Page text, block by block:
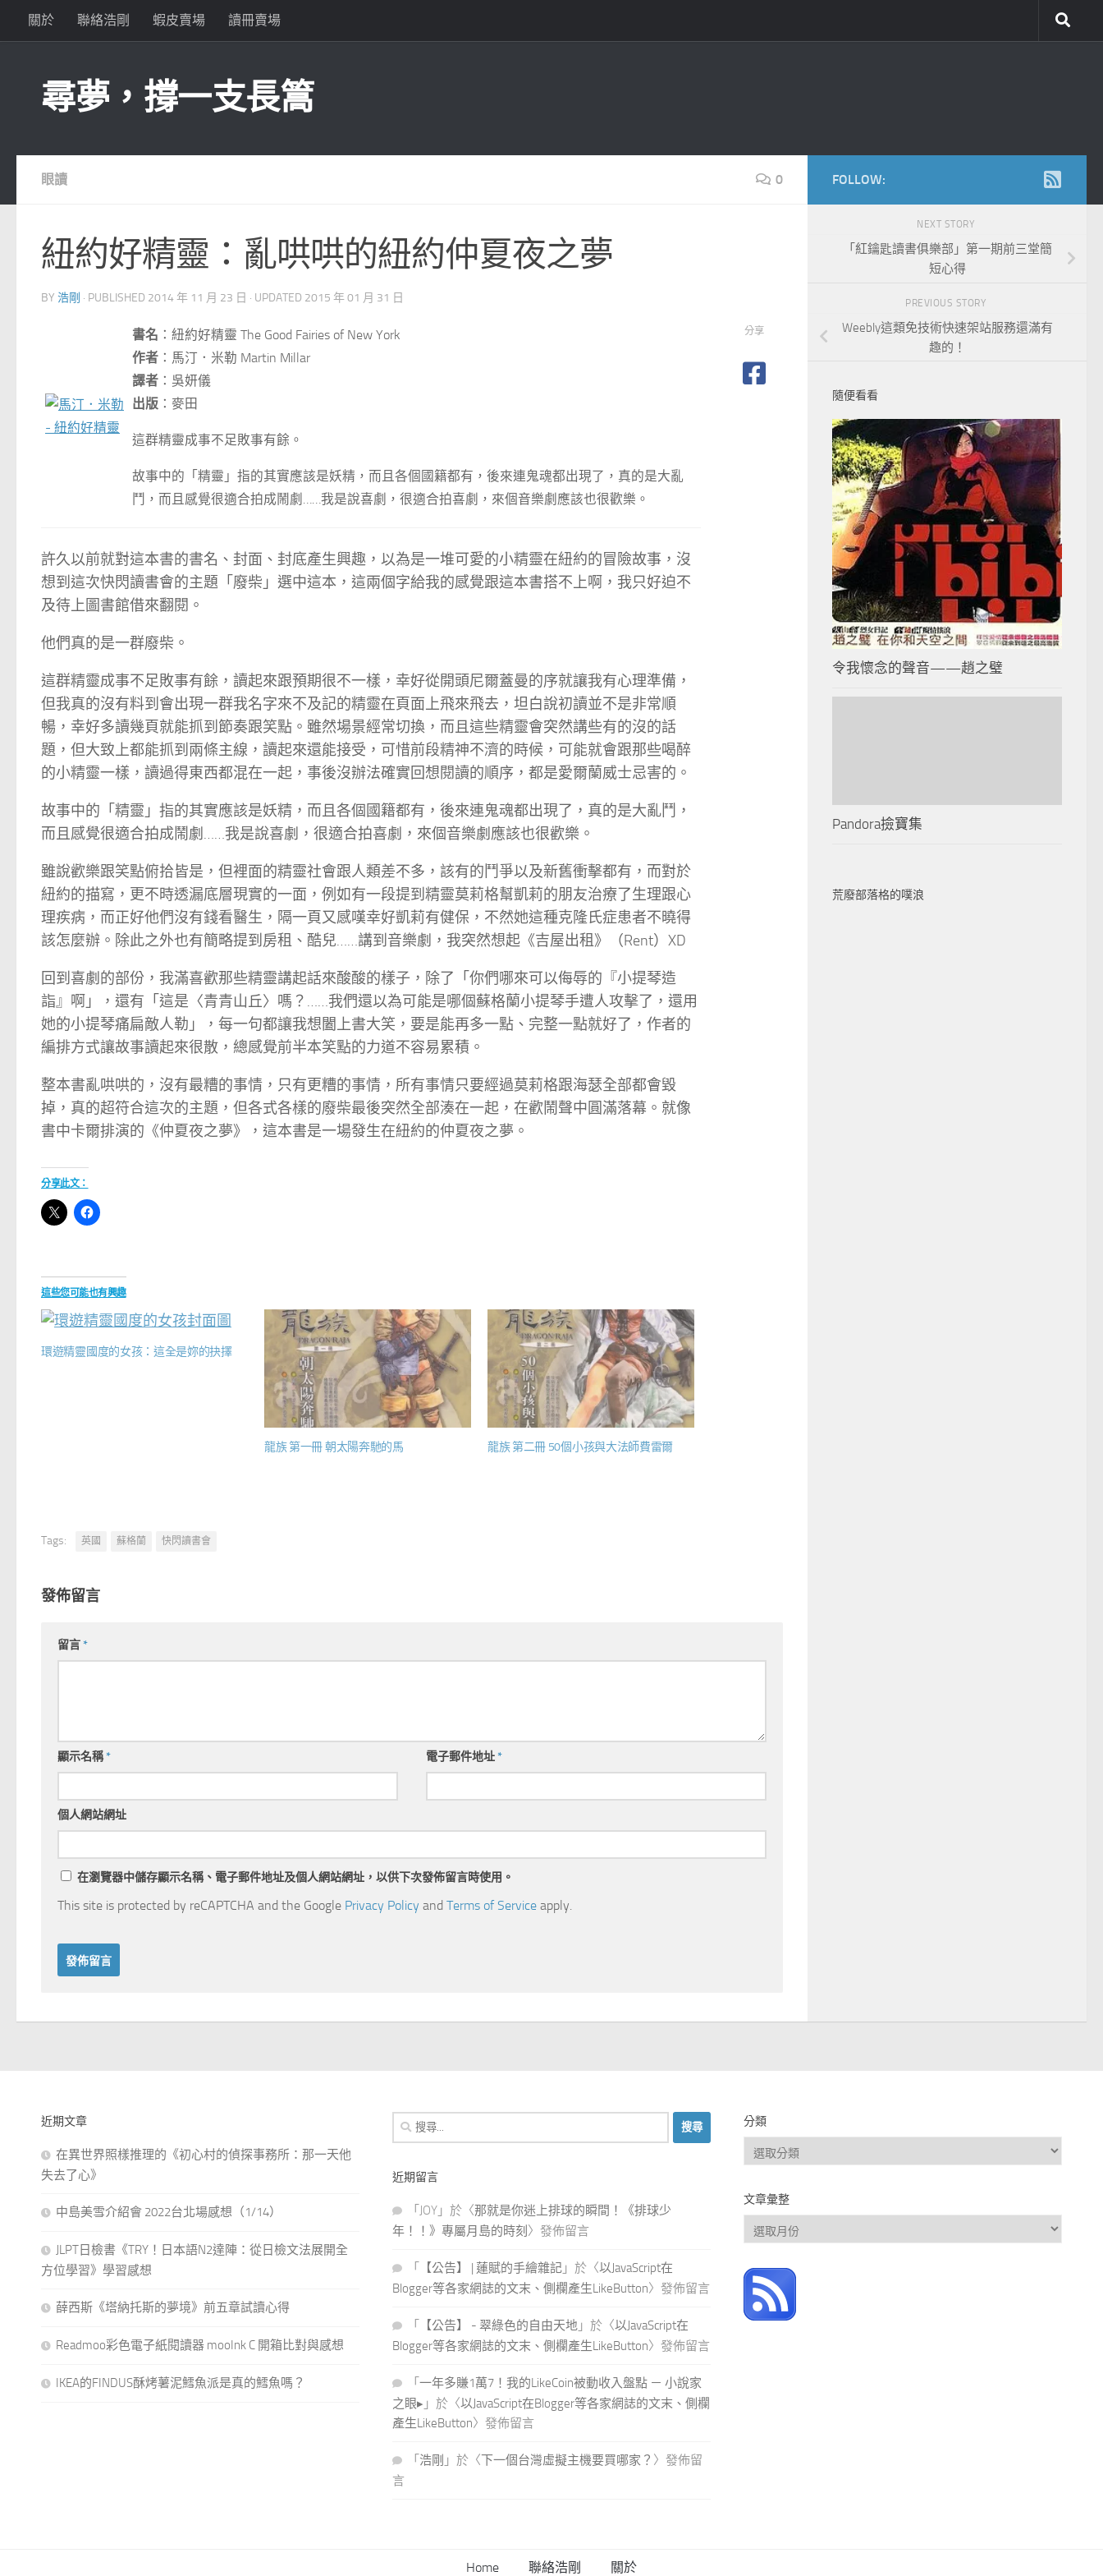
Skip to content
關於 聯絡浩剛 蝦皮賣場 讀冊賣場
尋夢，撐一支長篙
眼讀 0
紐約好精靈：亂哄哄的紐約仲夏夜之夢
BY 浩剛 · PUBLISHED 2014 年 11 月 23 日 · UPDATED 2015 年 01 月 31 日
書名 ：紐約好精靈 The Good Fairies of New York
作者 ：馬汀．米勒 Martin Millar
譯者 ：吳妍儀
出版 ：麥田
這群精靈成事不足敗事有餘。
故事中的「精靈」指的其實應該是妖精，而且各個國籍都有，後來連鬼魂都出現了，真的是大亂
鬥，而且感覺很適合拍成鬧劇……我是說喜劇，很適合拍喜劇，來個音樂劇應該也很歡樂。
許久以前就對這本書的書名、封面、封底產生興趣，以為是一堆可愛的小精靈在紐約的冒險故事，沒
想到這次快閃讀書會的主題「廢柴」選中這本，這兩個字給我的感覺跟這本書搭不上啊，我只好迫不
及待上圖書館借來翻閱。
他們真的是一群廢柴。
這群精靈成事不足敗事有餘，讀起來跟預期很不一樣，幸好從開頭尼爾蓋曼的序就讓我有心理準備，
但我真的沒有料到會出現一群我名字來不及記的精靈在頁面上飛來飛去，坦白說初讀並不是非常順
暢，幸好多讀幾頁就能抓到節奏跟笑點。雖然場景經常切換，而且這些精靈會突然講些有的沒的話
題，但大致上都能抓到兩條主線，讀起來還能接受，可惜前段精神不濟的時候，可能就會跟那些喝醉
的小精靈一樣，讀過得東西都混在一起，事後沒辦法確實回想閱讀的順序，都是愛爾蘭威士忌害的。
故事中的「精靈」指的其實應該是妖精，而且各個國籍都有，後來連鬼魂都出現了，真的是大亂鬥，
而且感覺很適合拍成鬧劇……我是說喜劇，很適合拍喜劇，來個音樂劇應該也很歡樂。
雖說歡樂跟笑點俯拾皆是，但裡面的精靈社會跟人類差不多，該有的鬥爭以及新舊衝擊都有，而對於
紐約的描寫，更不時透漏底層現實的一面，例如有一段提到精靈莫莉格幫凱莉的朋友治療了生理跟心
理疾病，而正好他們沒有錢看醫生，隔一頁又感嘆幸好凱莉有健保，不然她這種克隆氏症患者不曉得
該怎麼辦。除此之外也有簡略提到房租、酷兒……講到音樂劇，我突然想起《吉屋出租》（Rent）XD
回到喜劇的部份，我滿喜歡那些精靈講起話來酸酸的樣子，除了「你們哪來可以侮辱的『小提琴造
詣』啊」，還有「這是〈青青山丘〉嗎？……我們還以為可能是哪個蘇格蘭小提琴手遭人攻擊了，還用
她的小提琴痛扁敵人勒」，每一句都讓我想闔上書大笑，要是能再多一點、完整一點就好了，作者的
編排方式讓故事讀起來很散，總感覺前半本笑點的力道不容易累積。
整本書亂哄哄的，沒有最糟的事情，只有更糟的事情，所有事情只要經過莫莉格跟海瑟全部都會毀
掉，真的超符合這次的主題，但各式各樣的廢柴最後突然全部湊在一起，在歡鬧聲中圓滿落幕。就像
書中卡爾排演的《仲夏夜之夢》，這本書是一場發生在紐約的仲夏夜之夢。
分享此文：
這些您可能也有興趣
環遊精靈國度的女孩：這全是妳的抉擇
龍族 第一冊 朝太陽奔馳的馬 龍族 第二冊 50個小孩與大法師費雷爾
分享
Tags: 英國 蘇格蘭 快閃讀書會
發佈留言
留言*
顯示名稱* 電子郵件地址*
個人網站網址
在瀏覽器中儲存顯示名稱、電子郵件地址及個人網站網址，以供下次發佈留言時使用。
This site is protected by reCAPTCHA and the Google Privacy Policy and Terms of Service apply.
FOLLOW:
NEXT STORY
「紅鑰匙讀書俱樂部」第一期前三堂簡
短心得
PREVIOUS STORY
Weebly這類免技術快速架站服務還滿有
趣的！
隨便看看
令我懷念的聲音——趙之璧
Pandora撿寶集
荒廢部落格的噗浪
近期文章
在異世界照樣推理的《初心村的偵探事務所：那一天他
失去了心》
中島美雪介紹會 2022台北場感想（1/14）
JLPT日檢書《TRY！日本語N2達陣：從日檢文法展開全
方位學習》學習感想
薛西斯《塔納托斯的夢境》前五章試讀心得
Readmoo彩色電子紙閱讀器 mooInk C 開箱比對與感想
IKEA的FINDUS酥烤薯泥鱈魚派是真的鱈魚嗎？
搜
尋
鍵
近期留言
「 JOY」於〈那就是你迷上排球的瞬間！《排球少
年！！》專屬月島的時刻 〉發佈留言
「 【公告】 | 蓮賦的手繪雜記」於〈以JavaScript在
Blogger等各家網誌的文末、側欄產生LikeButton〉發佈留言
「 【公告】 - 翠綠色的自由天地」於〈以JavaScript在
Blogger等各家網誌的文末、側欄產生LikeButton〉發佈留言
「 一年多賺1萬7！我的LikeCoin被動收入盤點 － 小說家
之眼▸ 」於〈以JavaScript在Blogger等各家網誌的文末、側欄
產生LikeButton〉發佈留言
「 浩剛 」於〈下一個台灣虛擬主機要買哪家？ 〉發佈留
言
分類
分
類
文章彙整
文
章
整
Home 聯絡浩剛 關於